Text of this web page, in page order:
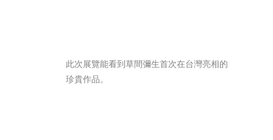
此次展覽能看到草間彌生首次在台灣亮相的
珍貴作品。